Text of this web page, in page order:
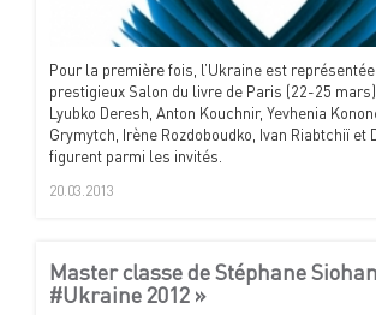
Pour la première fois, l’Ukraine est
prestigieux Salon du livre de Paris (22-25
Lyubko Deresh, Anton Kouchnir, Yevhenia
Grymytch, Irène Rozdoboudko, Ivan Riabtchiï et
figurent parmi les invités.
20.03.2013
Master classe de Stéphane
#Ukraine 2012 »